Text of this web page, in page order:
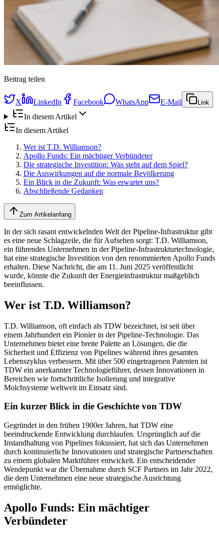
Beitrag teilen
X LinkedIn Facebook WhatsApp E-Mail Link
In diesem Artikel
In diesem Artikel
Wer ist T.D. Williamson?
Apollo Funds: Ein mächtiger Verbündeter
Die strategische Investition: Was steht auf dem Spiel?
Die Auswirkungen auf die normale Bevölkerung
Ein Blick in die Zukunft: Was erwartet uns?
Abschließende Gedanken
Zum Artikelanfang
In der sich rasant entwickelnden Welt der Pipeline-Infrastruktur gibt
es eine neue Schlagzeile, die für Aufsehen sorgt: T.D. Williamson,
ein führendes Unternehmen in der Pipeline-Infrastrukturtechnologie,
hat eine strategische Investition von den renommierten Apollo Funds
erhalten. Diese Nachricht, die am 11. Juni 2025 veröffentlicht
wurde, könnte die Zukunft der Energieinfrastruktur maßgeblich
beeinflussen.
Wer ist T.D. Williamson?
T.D. Williamson, oft einfach als TDW bezeichnet, ist seit über
einem Jahrhundert ein Pionier in der Pipeline-Technologie. Das
Unternehmen bietet eine breite Palette an Lösungen, die die
Sicherheit und Effizienz von Pipelines während ihres gesamten
Lebenszyklus verbessern. Mit über 500 eingetragenen Patenten ist
TDW ein anerkannter Technologieführer, dessen Innovationen in
Bereichen wie fortschrittliche Isolierung und integrative
Molchsysteme weltweit im Einsatz sind.
Ein kurzer Blick in die Geschichte von TDW
Gegründet in den frühen 1900er Jahren, hat TDW eine
beeindruckende Entwicklung durchlaufen. Ursprünglich auf die
Instandhaltung von Pipelines fokussiert, hat sich das Unternehmen
durch kontinuierliche Innovationen und strategische Partnerschaften
zu einem globalen Marktführer entwickelt. Ein entscheidender
Wendepunkt war die Übernahme durch SCF Partners im Jahr 2022,
die dem Unternehmen eine neue strategische Ausrichtung
ermöglichte.
Apollo Funds: Ein mächtiger
Verbündeter